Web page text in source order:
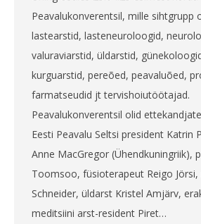
Peavalukonverentsil, mille sihtgrupp
lastearstid, lasteneuroloogid,
valuraviarstid, üldarstid,
kurguarstid, pereõed, peavaluõed,
farmatseudid jt tervishoiutöötajad.
Peavalukonverentsil olid
Eesti Peavalu Seltsi president Katrin
Anne MacGregor (Ühendkuningriik),
Toomsoo, füsioterapeut Reigo
Schneider, üldarst Kristel Amjärv,
meditsiini arst-resident Piret…